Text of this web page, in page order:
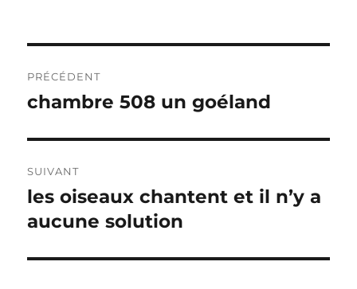
de
PRÉCÉDENT
Publication
chambre 508 un goéland
SUIVANT
Publication
suivante :
les oiseaux chantent et il n’y a
aucune solution